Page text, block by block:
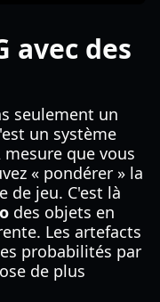
avec des
seulement un
un système
que vous
« pondérer » la
de jeu. C'est là
des objets en
Les artefacts
probabilités par
de plus